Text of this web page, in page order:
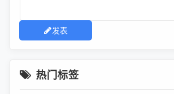
发表
热门标签